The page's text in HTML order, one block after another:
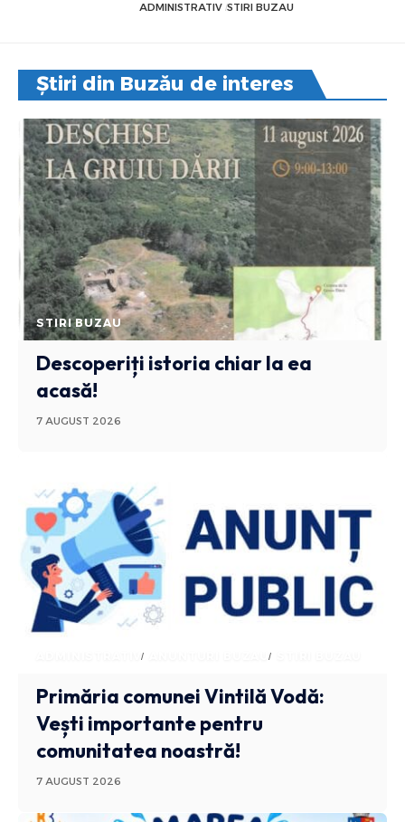
ADMINISTRATIV STIRI BUZAU
Știri din Buzău de interes
STIRI BUZAU
Descoperiți istoria chiar la ea
acasă!
7 AUGUST 2026
ADMINISTRATIV ANUNTURI BUZAU
Primăria comunei Vintilă Vodă:
Vești importante pentru
comunitatea noastră!
7 AUGUST 2026